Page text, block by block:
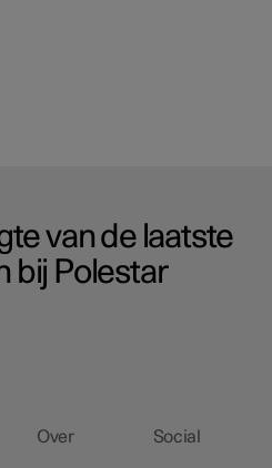
van de laatste
bij Polestar
Over Social